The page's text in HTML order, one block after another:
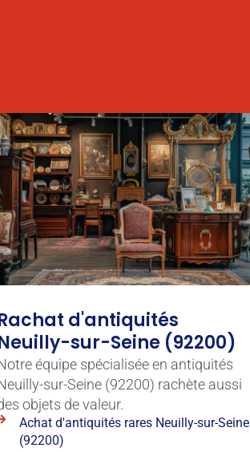
d'antiquités
sur-Seine (92200)
équipe spécialisée en antiquités
sur-Seine (92200) rachète aussi
objets de valeur.
Achat d'antiquités rares Neuilly-sur-Seine
(92200)